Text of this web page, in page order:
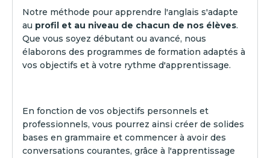
Notre méthode pour apprendre l'anglais s'adapte
au profil et au niveau de chacun de nos élèves.
Que vous soyez débutant ou avancé, nous
élaborons des programmes de formation adaptés à
vos objectifs et à votre rythme d'apprentissage.
En fonction de vos objectifs personnels et
professionnels, vous pourrez ainsi créer de solides
bases en grammaire et commencer à avoir des
conversations courantes, grâce à l'apprentissage